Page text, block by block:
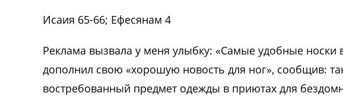
Исаия 65-66; Ефесянам 4
Реклама вызвала у меня улыбку: «Самые удобные носки
дополнил свою «хорошую новость для ног», сообщив:
востребованный предмет одежды в приютах для